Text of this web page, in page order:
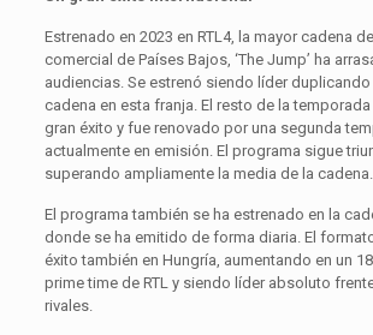
Estrenado en 2023 en RTL4, la mayor cadena
comercial de Países Bajos, ‘The Jump’ ha
audiencias. Se estrenó siendo líder duplicando
cadena en esta franja. El resto de la
gran éxito y fue renovado por una segunda
actualmente en emisión. El programa sigue
superando ampliamente la media de la cadena.
El programa también se ha estrenado en la
donde se ha emitido de forma diaria. El
éxito también en Hungría, aumentando en un
prime time de RTL y siendo líder absoluto
rivales.